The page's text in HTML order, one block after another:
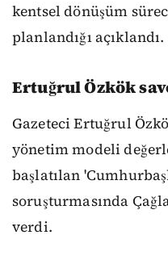
kentsel dönüşüm
planlandığı açıklandı.
Ertuğrul Özkök
Gazeteci Ertuğrul
yönetim modeli
başlatılan
soruşturmasında
verdi.